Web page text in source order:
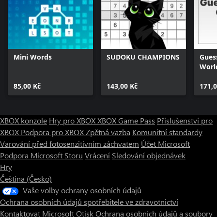
Mini Words
85,00 Kč
SUDOKU CHAMPIONS
143,00 Kč
XBOX konzole Hry pro XBOXXBOX Game Pass Příslušenství pro
XBOX Podpora pro XBOXZpětná vazba Komunitní standardy
Varování před fotosenzitivním záchvatem Účet Microsoft
Podpora Microsoft Storu Vrácení Sledování objednávek
Hry
Čeština (Česko)
Vaše volby ochrany osobních údajů
Ochrana osobních údajů spotřebitele ve zdravotnictví
Kontaktovat MicrosoftOtiskOchrana osobních údajů a soubory